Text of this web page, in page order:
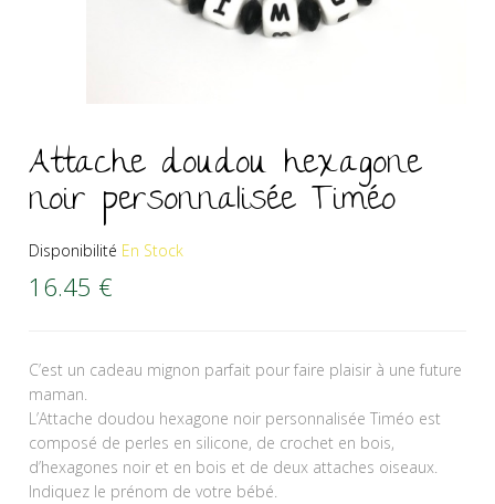
Attache doudou hexagone
noir personnalisée Timéo
Disponibilité En Stock
16.45 €
C’est un cadeau mignon parfait pour faire plaisir à une future
maman.
L’Attache doudou hexagone noir personnalisée Timéo est
composé de perles en silicone, de crochet en bois,
d’hexagones noir et en bois et de deux attaches oiseaux.
Indiquez le prénom de votre bébé.